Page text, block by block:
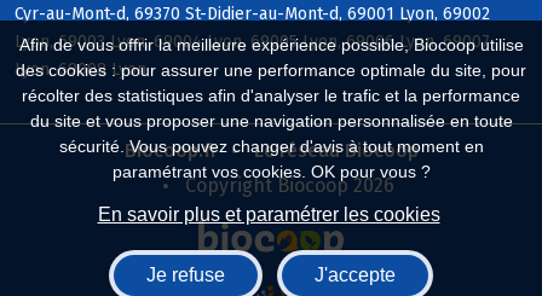
Afin de vous offrir la meilleure expérience possible, Biocoop utilise
des cookies : pour assurer une performance optimale du site, pour
récolter des statistiques afin d'analyser le trafic et la performance
du site et vous proposer une navigation personnalisée en toute
sécurité. Vous pouvez changer d'avis à tout moment en
paramétrant vos cookies. OK pour vous ?
En savoir plus et paramétrer les cookies
Je refuse J'accepte
Cyr-au-Mont-d, 69370 St-Didier-au-Mont-d, 69001 Lyon, 69002
Lyon, 69003 Lyon, 69004 Lyon, 69005 Lyon, 69006 Lyon, 69007
Lyon, 69008 Lyon
Biocoop.fr
Le réseau Biocoop
Copyright Biocoop 2026